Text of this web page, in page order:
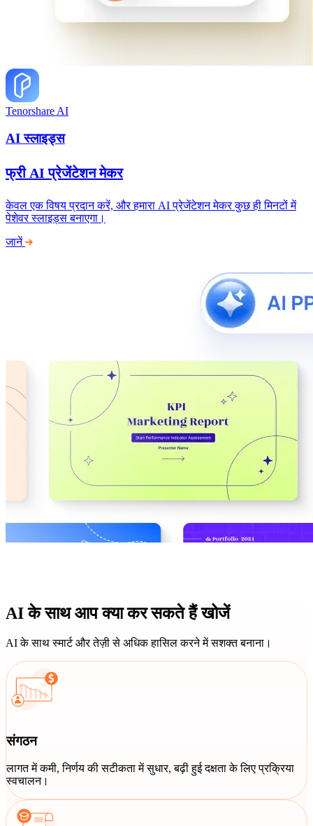
Tenorshare AI
AI स्लाइड्स
फ्री AI प्रेजेंटेशन मेकर
केवल एक विषय प्रदान करें, और हमारा AI प्रेजेंटेशन मेकर कुछ ही मिनटों में
पेशेवर स्लाइड्स बनाएगा।
जानें
AI के साथ आप क्या कर सकते हैं खोजें
AI के साथ स्मार्ट और तेज़ी से अधिक हासिल करने में सशक्त बनाना।
संगठन
लागत में कमी, निर्णय की सटीकता में सुधार, बढ़ी हुई दक्षता के लिए प्रक्रिया
स्वचालन।